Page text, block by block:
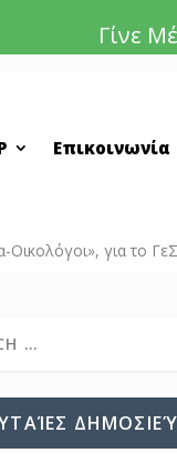
Γίνε
Επικοινωνία
Οικολόγοι», για το